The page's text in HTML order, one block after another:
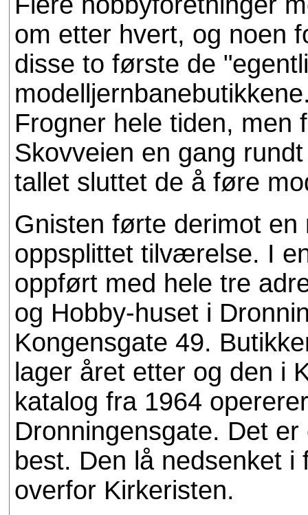
om etter hvert, og noen
disse to første de
Frogner hele tiden, men
Skovveien en gang
tallet sluttet de å føre
Gnisten førte derimot
oppsplittet tilværelse. I
oppført med hele tre
og Hobby-huset i
Kongensgate 49.
lager året etter og den i
katalog fra 1964
Dronningensgate. Det
best. Den lå nedsenket
overfor Kirkeristen.